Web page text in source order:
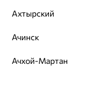
Ахтырский
Ачинск
Ачхой-Мартан